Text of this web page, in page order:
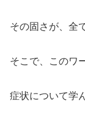
その固さが、全
そこで、このワ
症状について学